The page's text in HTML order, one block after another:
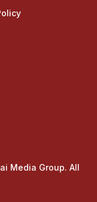
Media Group. All